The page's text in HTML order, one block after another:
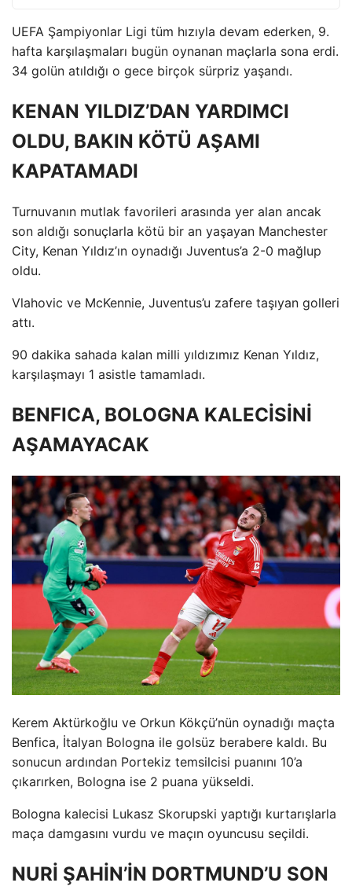
UEFA Şampiyonlar Ligi tüm hızıyla devam ederken, 9.
hafta karşılaşmaları bugün oynanan maçlarla sona erdi.
34 golün atıldığı o gece birçok sürpriz yaşandı.
KENAN YILDIZ’DAN YARDIMCI
OLDU, BAKIN KÖTÜ AŞAMI
KAPATAMADI
Turnuvanın mutlak favorileri arasında yer alan ancak
son aldığı sonuçlarla kötü bir an yaşayan Manchester
City, Kenan Yıldız’ın oynadığı Juventus’a 2-0 mağlup
oldu.
Vlahovic ve McKennie, Juventus’u zafere taşıyan golleri
attı.
90 dakika sahada kalan milli yıldızımız Kenan Yıldız,
karşılaşmayı 1 asistle tamamladı.
BENFICA, BOLOGNA KALECİSİNİ
AŞAMAYACAK
Kerem Aktürkoğlu ve Orkun Kökçü’nün oynadığı maçta
Benfica, İtalyan Bologna ile golsüz berabere kaldı. Bu
sonucun ardından Portekiz temsilcisi puanını 10’a
çıkarırken, Bologna ise 2 puana yükseldi.
Bologna kalecisi Lukasz Skorupski yaptığı kurtarışlarla
maça damgasını vurdu ve maçın oyuncusu seçildi.
NURİ ŞAHİN’İN DORTMUND’U SON